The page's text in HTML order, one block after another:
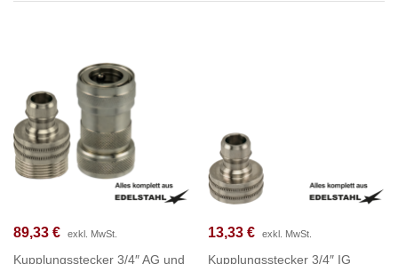
89,33 € exkl. MwSt.
Kupplungsstecker 3/4″ AG und
13,33 € exkl. MwSt.
Kupplungsstecker 3/4″ IG